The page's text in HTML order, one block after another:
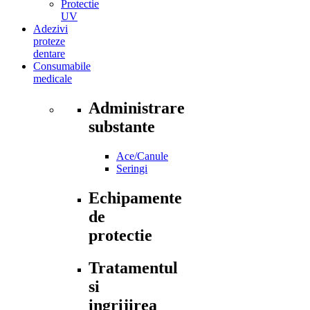
Protectie
UV
Adezivi
proteze
dentare
Consumabile
medicale
Administrare
substante
Ace/Canule
Seringi
Echipamente
de
protectie
Tratamentul
si
ingrijirea